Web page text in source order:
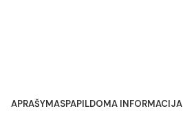
APRAŠYMASPAPILDOMA INFORMACIJA